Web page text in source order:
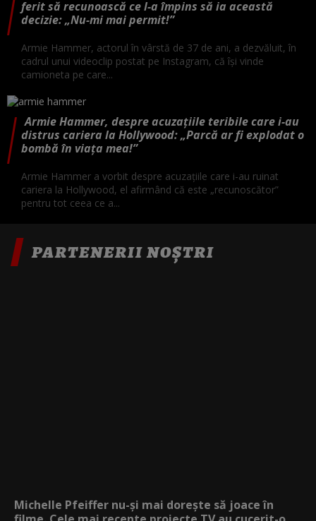
ferit să recunoască ce l-a împins să ia această
decizie: „Nu-mi mai permit!”
Armie Hammer, actorul în vârstă de 37 de ani, a dezvăluit, în
cadrul unui videoclip postat pe Instagram, că își vinde
camioneta pe care...
Armie Hammer, despre acuzațiile teribile care i-au
distrus cariera la Hollywood: „Parcă ar fi explodat o
bombă în viața mea!”
Armie Hammer a vorbit despre acuzațiile care i-au ruinat
cariera la Hollywood, el afirmând că este „recunoscător”
pentru tot ceea ce a...
PARTENERII NOȘTRI
Michelle Pfeiffer nu-și mai dorește să joace în